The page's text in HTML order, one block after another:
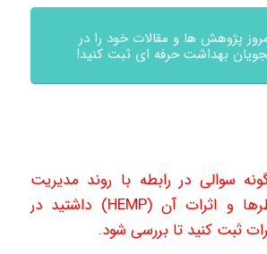
پژوهش ها و مقالات خود را در
بهداشت حرفه ای ثبت کنید!
سوالی در رابطه با روند مدیریت
خطرها و اثرات آن (HEMP) داشتید در
ثبت کنید تا بررسی شود.